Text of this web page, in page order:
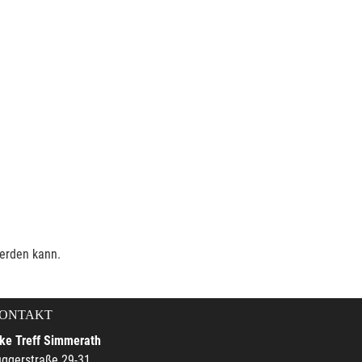
kann.
Treff Simmerath